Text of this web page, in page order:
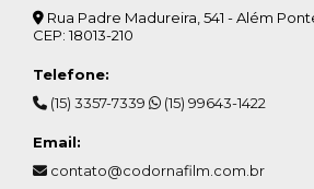
Rua Padre Madureira, 541 - Além
CEP: 18013-210
Telefone:
(15) 3357-7339
(15) 99643-1422
Email:
contato@codornafilm.com.br